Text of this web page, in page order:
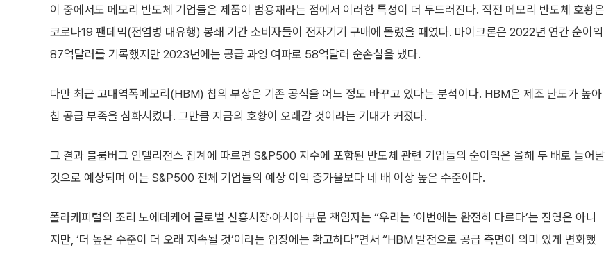
이 중에서도 메모리 반도체 기업들은 제품이 범용재라는 점에서 이러한 특성이 더 두드러진다. 직전 메모리 반도체 호황은
코로나19 팬데믹(전염병 대유행) 봉쇄 기간 소비자들이 전자기기 구매에 몰렸을 때였다. 마이크론은 2022년 연간 순이익
87억달러를 기록했지만 2023년에는 공급 과잉 여파로 58억달러 순손실을 냈다.
다만 최근 고대역폭메모리(HBM) 칩의 부상은 기존 공식을 어느 정도 바꾸고 있다는 분석이다. HBM은 제조 난도가 높아
칩 공급 부족을 심화시켰다. 그만큼 지금의 호황이 오래갈 것이라는 기대가 커졌다.
그 결과 블룸버그 인텔리전스 집계에 따르면 S&P500 지수에 포함된 반도체 관련 기업들의 순이익은 올해 두 배로 늘어날
것으로 예상되며 이는 S&P500 전체 기업들의 예상 이익 증가율보다 네 배 이상 높은 수준이다.
폴라캐피털의 조리 노에데케어 글로벌 신흥시장·아시아 부문 책임자는 “우리는 ‘이번에는 완전히 다르다’는 진영은 아니
지만, ‘더 높은 수준이 더 오래 지속될 것’이라는 입장에는 확고하다”면서 “HBM 발전으로 공급 측면이 의미 있게 변화했